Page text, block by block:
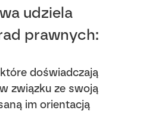
udziela
prawnych:
doświadczają
związku ze swoją
im orientacją